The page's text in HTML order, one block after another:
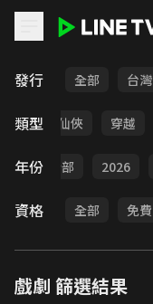
發行 全部 台灣
類型
療癒 仙俠 穿越
年份 全部 2026
資格 全部 免費
戲劇 篩選結果